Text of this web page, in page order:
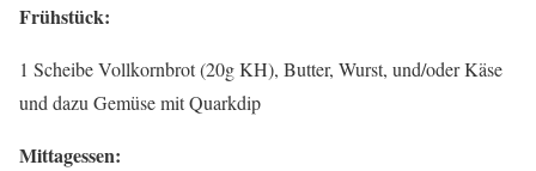
Frühstück:
1 Scheibe Vollkornbrot (20g KH), Butter, Wurst, und/oder Käse
und dazu Gemüse mit Quarkdip
Mittagessen: